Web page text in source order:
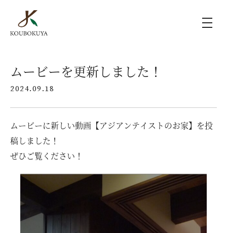
KOUBOKUYAの家づくり
施工事例
ラインナップ
モデルハウス（KOUBOX）
香木家通信
お客様の声
ムービーを更新しました！
2024.09.18
ムービーに新しい動画【アジアンテイストのお家】を投
稿しました！
ぜひご覧ください！